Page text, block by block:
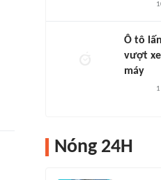
Ô tô
vượt
máy
1
Nóng 24H